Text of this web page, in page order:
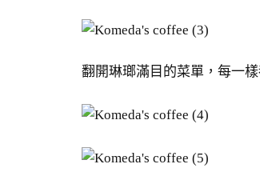
翻開琳瑯滿目的菜單，每一